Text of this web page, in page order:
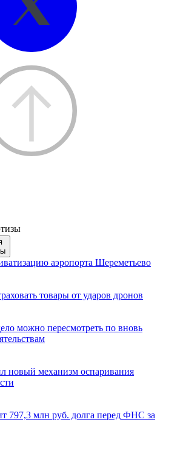
аэропорта Шереметьево
товары от ударов дронов
можно пересмотреть по вновь
новый механизм оспаривания
797,3 млн руб. долга перед ФНС за